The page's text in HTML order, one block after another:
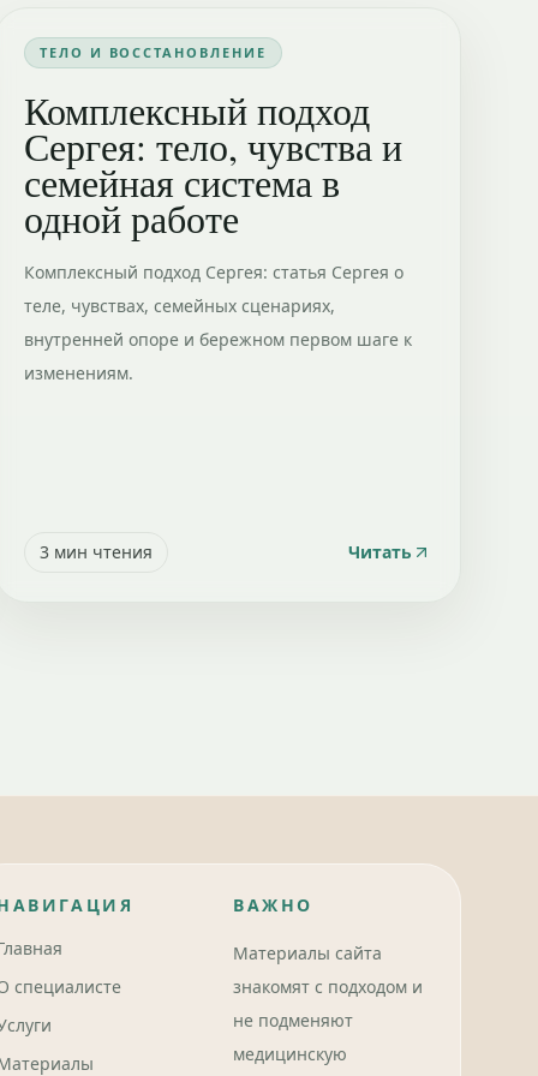
ТЕЛО И ВОССТАНОВЛЕНИЕ
Комплексный подход
Сергея: тело, чувства и
семейная система в
одной работе
Комплексный подход Сергея: статья Сергея о
теле, чувствах, семейных сценариях,
внутренней опоре и бережном первом шаге к
изменениям.
3мин чтения Читать
специалисте
ВАЖНО
Материалы сайта
знакомят с подходом и
не подменяют
медицинскую